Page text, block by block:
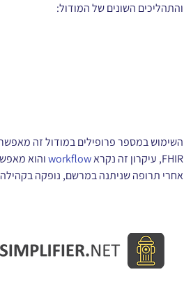
והתהליכים השונים של המודול:
השימוש במספר פרופילים במודול זה
FHIR, עיקרון זה נקרא
workflowוהוא
אחרי תרופה שניתנה במרשם, נופקה